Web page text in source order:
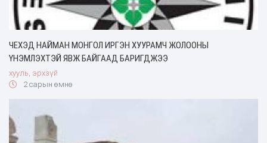
ЧЕХЭД НАЙМАН МОНГОЛ ИРГЭН ХУУРАМЧ ЖОЛООНЫ
ҮНЭМЛЭХТЭЙ ЯВЖ БАЙГААД БАРИГДЖЭЭ
хууль, эрхзүй
2 сарын өмнө